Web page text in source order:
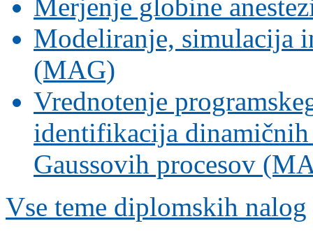
Merjenje globine
Modeliranje, simulacija
(MAG)
Vrednotenje
identifikacija
Gaussovih procesov
Vse teme diplomskih nalog